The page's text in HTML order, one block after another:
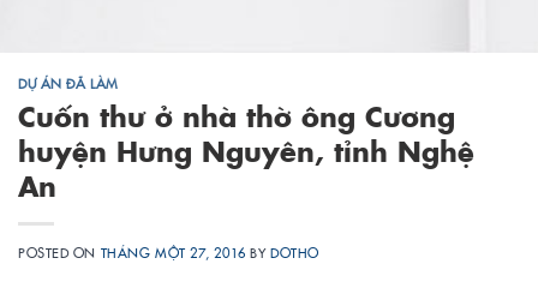
DỰ ÁN ĐÃ LÀM
Cuốn thư ở nhà thờ ông Cương
huyện Hưng Nguyên, tỉnh Nghệ
An
POSTED ON THÁNG MỘT 27, 2016 BYDOTHO